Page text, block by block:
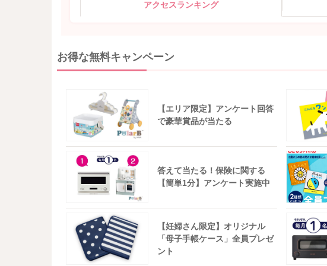
アクセスランキング
お得な無料キャンペーン
【エリア限定】アンケート回答
で豪華賞品が当たる
答えて当たる！保険に関する
【簡単1分】アンケート実施中
【妊婦さん限定】オリジナル
「母子手帳ケース」全員プレゼ
ント